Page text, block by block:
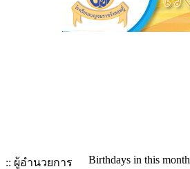
:: ผู้อำนวยการ
Birthdays in this month